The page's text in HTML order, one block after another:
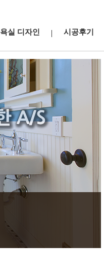
욕실 디자인 시공후기